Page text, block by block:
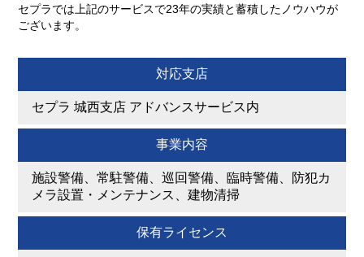
セプラでは上記のサービスで23年の実績と蓄積したノウハウが
ございます。
対応支店
セプラ 城西支店 アドバンスサービス内
事業内容
施設警備、常駐警備、巡回警備、臨時警備、防犯カ
メラ設置・メンテナンス、建物清掃
保有ライセンス